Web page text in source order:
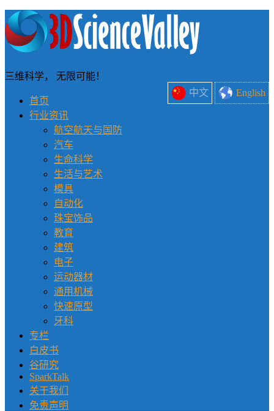
中文 English
三维科学， 无限可能！
首页
行业资讯
航空航天与国防
汽车
生命科学
生活与艺术
模具
自动化
珠宝饰品
教育
建筑
电子
运动器材
通用机械
快速原型
牙科
专栏
白皮书
谷研究
SparkTalk
关于我们
免责声明